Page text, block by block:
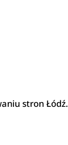
stron Łódź.